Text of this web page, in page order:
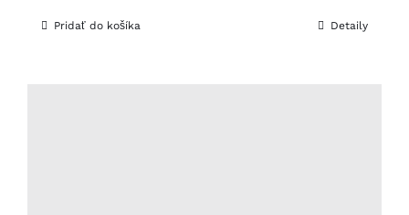
Pridať do košíka Detaily